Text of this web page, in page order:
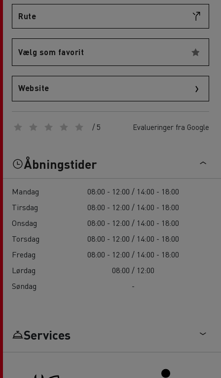
Rute
Vælg som favorit
Website
/ 5 Evalueringer fra Google
Åbningstider
Mandag
08:00 - 12:00 / 14:00 - 18:00
Tirsdag
08:00 - 12:00 / 14:00 - 18:00
Onsdag
08:00 - 12:00 / 14:00 - 18:00
Torsdag
08:00 - 12:00 / 14:00 - 18:00
Fredag
08:00 - 12:00 / 14:00 - 18:00
Lørdag
08:00 / 12:00
Søndag
-
Services